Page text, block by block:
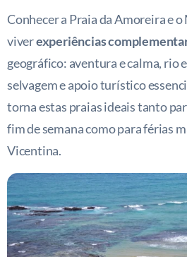
Conhecer a Praia da Amoreira e
viverexperiências
geográfico: aventura e calma, rio
selvagem e apoio turístico
torna estas praias ideais tanto
fim de semana como para férias
Vicentina.